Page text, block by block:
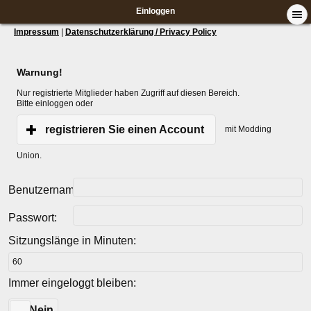
Einloggen
Impressum Datenschutzerklärung / Privacy Policy
Warnung!
Nur registrierte Mitglieder haben Zugriff auf diesen Bereich.
Bitte einloggen oder
registrieren Sie einen Account mit Modding
Union.
Benutzername:
Passwort:
Sitzungslänge in Minuten:
Immer eingeloggt bleiben: